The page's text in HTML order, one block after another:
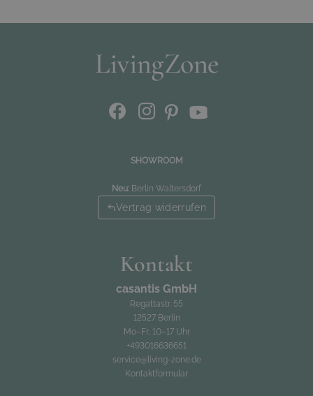
SHOWROOM
Neu: Berlin Waltersdorf
Vertrag widerrufen
Kontakt
casantis GmbH
Regattastr. 55
12527 Berlin
Mo–Fr, 10–17 Uhr
+493016636651
service@living-zone.de
Kontaktformular